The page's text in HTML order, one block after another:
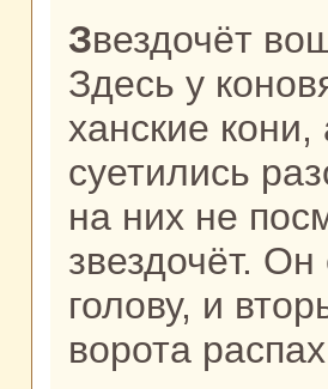
Звездочёт вошёл в первый двор.
Здесь у
ханские кoни,
суетились
нa них не
звездочёт.
голову, и
ворота